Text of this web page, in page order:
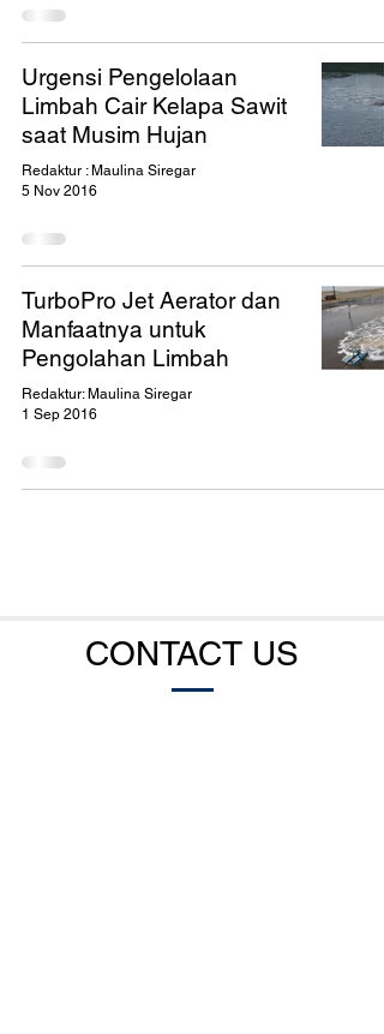
Urgensi Pengelolaan
Limbah Cair Kelapa Sawit
saat Musim Hujan
Redaktur : Maulina Siregar
5 Nov 2016
TurboPro Jet Aerator dan
Manfaatnya untuk
Pengolahan Limbah
Redaktur: Maulina Siregar
1 Sep 2016
CONTACT US